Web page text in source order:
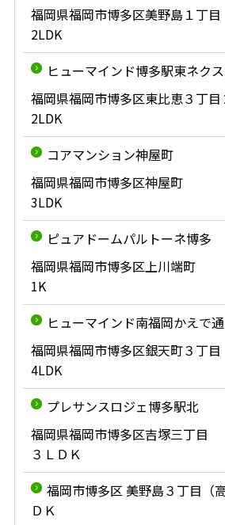
福岡県福岡市博多区美野島１丁目
2LDK
ヒューマインド博多駅東ネク
福岡県福岡市博多区東比恵３丁目
2LDK
コアマンション神屋町
福岡県福岡市博多区神屋町
3LDK
ピュアドームパルトーネ博多
福岡県福岡市博多区上川端町
1K
ヒューマインド南福岡かえで
福岡県福岡市博多区銀天町３丁目
4LDK
プレサンスロジェ博多駅北
福岡県福岡市博多区吉塚三丁目
３ＬＤＫ
福岡市博多区 美野島３丁目（
ＤＫ